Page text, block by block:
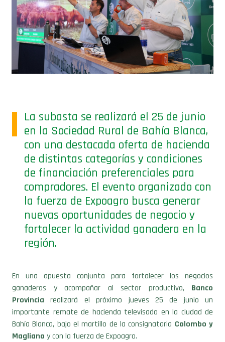
La subasta se realizará el 25 de junio
en la Sociedad Rural de Bahía Blanca,
con una destacada oferta de hacienda
de distintas categorías y condiciones
de financiación preferenciales para
compradores. El evento organizado con
la fuerza de Expoagro busca generar
nuevas oportunidades de negocio y
fortalecer la actividad ganadera en la
región.
En una apuesta conjunta para fortalecer los negocios
ganaderos y acompañar al sector productivo, Banco
Provincia realizará el próximo jueves 25 de junio un
importante remate de hacienda televisado en la ciudad de
Bahía Blanca, bajo el martillo de la consignataria Colombo y
Magliano y con la fuerza de Expoagro.